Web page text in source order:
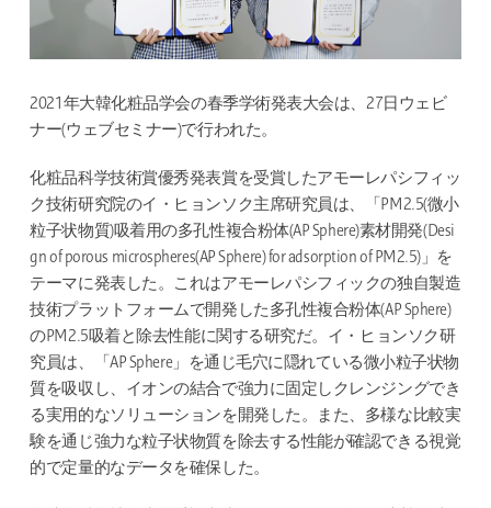
2021年大韓化粧品学会の春季学術発表大会は、27日ウェビ
ナー(ウェブセミナー)で行われた。
化粧品科学技術賞優秀発表賞を受賞したアモーレパシフィッ
ク技術研究院のイ・ヒョンソク主席研究員は、「PM2.5(微小
粒子状物質)吸着用の多孔性複合粉体(AP Sphere)素材開発(Desi
gn of porous microspheres(AP Sphere) for adsorption of PM2.5)」を
テーマに発表した。これはアモーレパシフィックの独自製造
技術プラットフォームで開発した多孔性複合粉体(AP Sphere)
のPM2.5吸着と除去性能に関する研究だ。イ・ヒョンソク研
究員は、「AP Sphere」を通じ毛穴に隠れている微小粒子状物
質を吸収し、イオンの結合で強力に固定しクレンジングでき
る実用的なソリューションを開発した。また、多様な比較実
験を通じ強力な粒子状物質を除去する性能が確認できる視覚
的で定量的なデータを確保した。